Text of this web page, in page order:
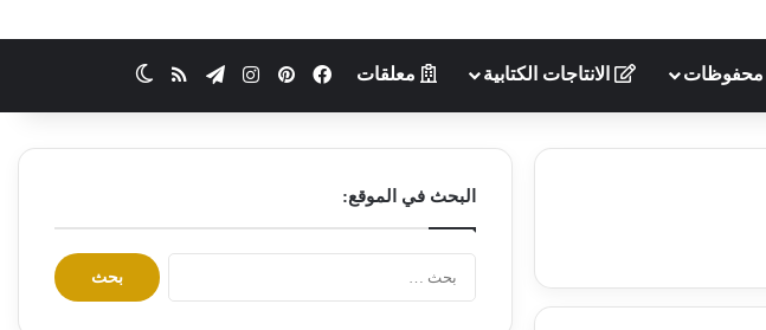
محفوظات الانتاجات الكتابية معلقات فيسبوكبينتيريستانستقرامتيلقرامملخص الموقع RSS
البحث في الموقع: